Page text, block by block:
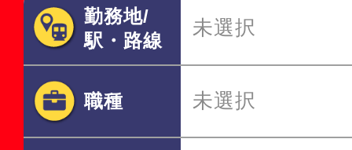
勤務地/
駅・路線
未選択
職種 未選択